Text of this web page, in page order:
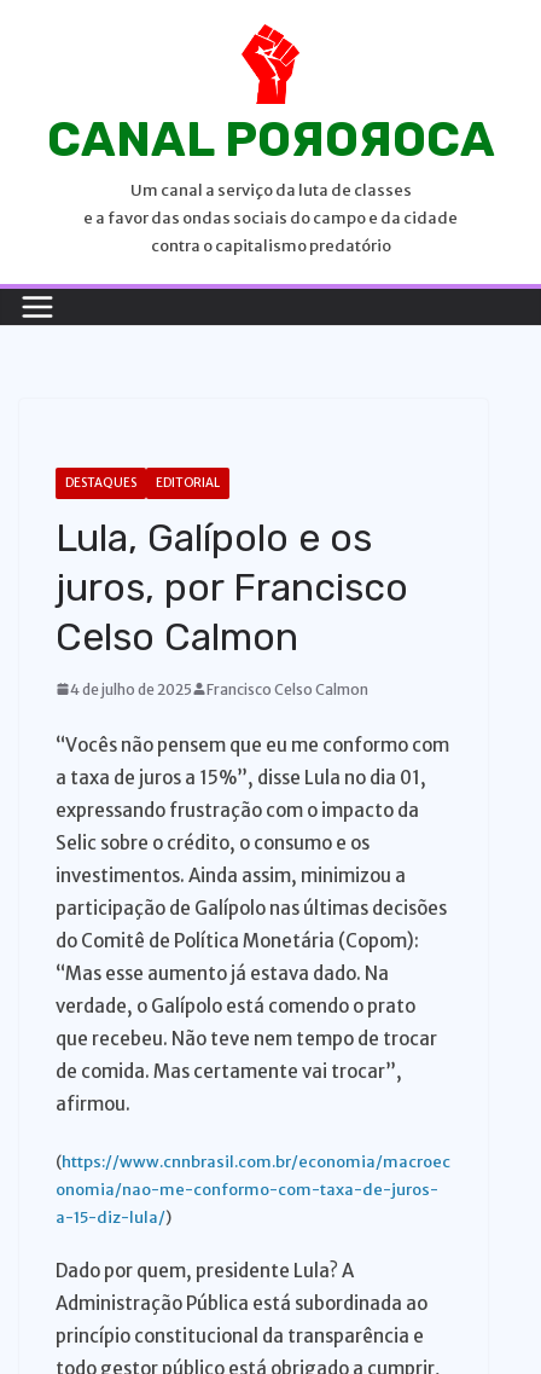
CANAL POЯOЯOCA
Um canal a serviço da luta de classes
e a favor das ondas sociais do campo e da cidade
contra o capitalismo predatório
DESTAQUES EDITORIAL
Lula, Galípolo e os
juros, por Francisco
Celso Calmon
4 de julho de 2025 Francisco Celso Calmon
“Vocês não pensem que eu me conformo com
a taxa de juros a 15%”, disse Lula no dia 01,
expressando frustração com o impacto da
Selic sobre o crédito, o consumo e os
investimentos. Ainda assim, minimizou a
participação de Galípolo nas últimas decisões
do Comitê de Política Monetária (Copom):
“Mas esse aumento já estava dado. Na
verdade, o Galípolo está comendo o prato
que recebeu. Não teve nem tempo de trocar
de comida. Mas certamente vai trocar”,
afirmou.
(https://www.cnnbrasil.com.br/economia/macroec
onomia/nao-me-conformo-com-taxa-de-juros-
a-15-diz-lula/)
Dado por quem, presidente Lula? A
Administração Pública está subordinada ao
princípio constitucional da transparência e
todo gestor público está obrigado a cumprir,